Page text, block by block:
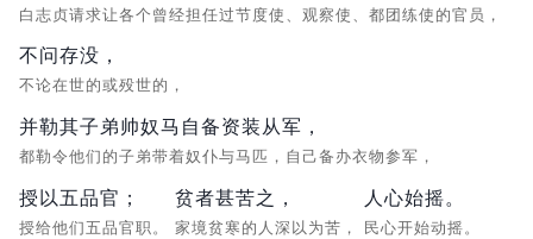
白志贞请求让各个曾经担任过节度使、观察使、都团练使的官员，
不问存没，
不论在世的或殁世的，
并勒其子弟帅奴马自备资装从军，
都勒令他们的子弟带着奴仆与马匹，自己备办衣物参军，
授以五品官；
授给他们五品官职。
贫者甚苦之，
家境贫寒的人深以为苦，
人心始摇。
民心开始动摇。